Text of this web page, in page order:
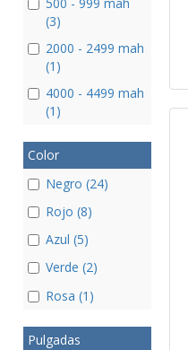
(3)
2000 - 2499 mah
(1)
4000 - 4499 mah
(1)
Color
Negro (24)
Rojo (8)
Azul (5)
Verde (2)
Rosa (1)
Pulgadas